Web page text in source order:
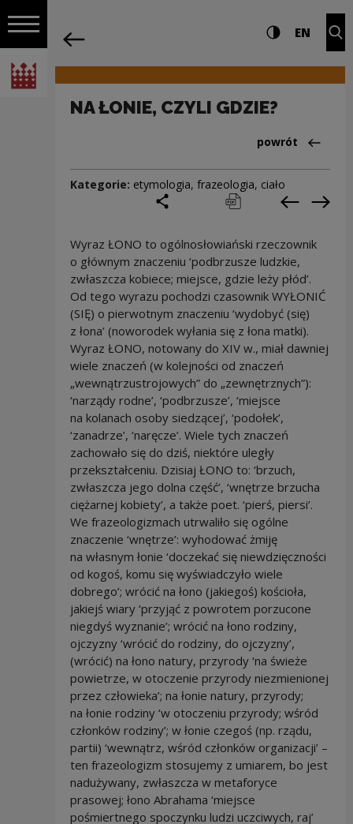
Włącz nawigację
Narodowe Centrum Kultury
Nawigacja Ustawienia i Wysoki
EN
NA ŁONIE, CZYLI GDZIE?
Powrót
powrót
Kategorie: etymologia, frazeologia, ciało
podziel się
drukuj pobierz
Wyraz ŁONO to ogólnosłowiański rzeczownik
o głównym znaczeniu ‘podbrzusze ludzkie,
zwłaszcza kobiece; miejsce, gdzie leży płód’.
Od tego wyrazu pochodzi czasownik WYŁONIĆ
(SIĘ) o pierwotnym znaczeniu ‘wydobyć (się)
z łona’ (noworodek wyłania się z łona matki).
Wyraz ŁONO, notowany do XIV w., miał dawniej
wiele znaczeń (w kolejności od znaczeń
„wewnątrzustrojowych” do „zewnętrznych”):
‘narządy rodne’, ‘podbrzusze’, ‘miejsce
na kolanach osoby siedzącej’, ‘podołek’,
‘zanadrze’, ‘naręcze’. Wiele tych znaczeń
zachowało się do dziś, niektóre uległy
przekształceniu. Dzisiaj ŁONO to: ‘brzuch,
zwłaszcza jego dolna część’, ‘wnętrze brzucha
ciężarnej kobiety’, a także poet. ‘pierś, piersi’.
We frazeologizmach utrwaliło się ogólne
znaczenie ‘wnętrze’: wyhodować żmiję
na własnym łonie ‘doczekać się niewdzięczności
od kogoś, komu się wyświadczyło wiele
dobrego’; wrócić na łono (jakiegoś) kościoła,
jakiejś wiary ‘przyjąć z powrotem porzucone
niegdyś wyznanie’; wrócić na łono rodziny,
ojczyzny ‘wrócić do rodziny, do ojczyzny’,
(wrócić) na łono natury, przyrody ‘na świeże
powietrze, w otoczenie przyrody niezmienionej
przez człowieka’; na łonie natury, przyrody;
na łonie rodziny ‘w otoczeniu przyrody; wśród
członków rodziny’; w łonie czegoś (np. rządu,
partii) ‘wewnątrz, wśród członków organizacji’ –
ten frazeologizm stosujemy z umiarem, bo jest
nadużywany, zwłaszcza w metaforyce
prasowej; łono Abrahama ‘miejsce
pośmiertnego spoczynku ludzi uczciwych, raj’